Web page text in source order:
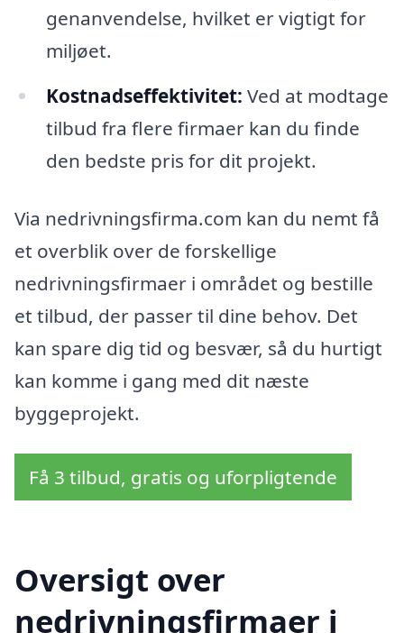
genanvendelse, hvilket er vigtigt for
miljøet.
Kostnadseffektivitet: Ved at modtage
tilbud fra flere firmaer kan du finde
den bedste pris for dit projekt.
Via nedrivningsfirma.com kan du nemt få
et overblik over de forskellige
nedrivningsfirmaer i området og bestille
et tilbud, der passer til dine behov. Det
kan spare dig tid og besvær, så du hurtigt
kan komme i gang med dit næste
byggeprojekt.
Få 3 tilbud, gratis og uforpligtende
Oversigt over
nedrivningsfirmaer i